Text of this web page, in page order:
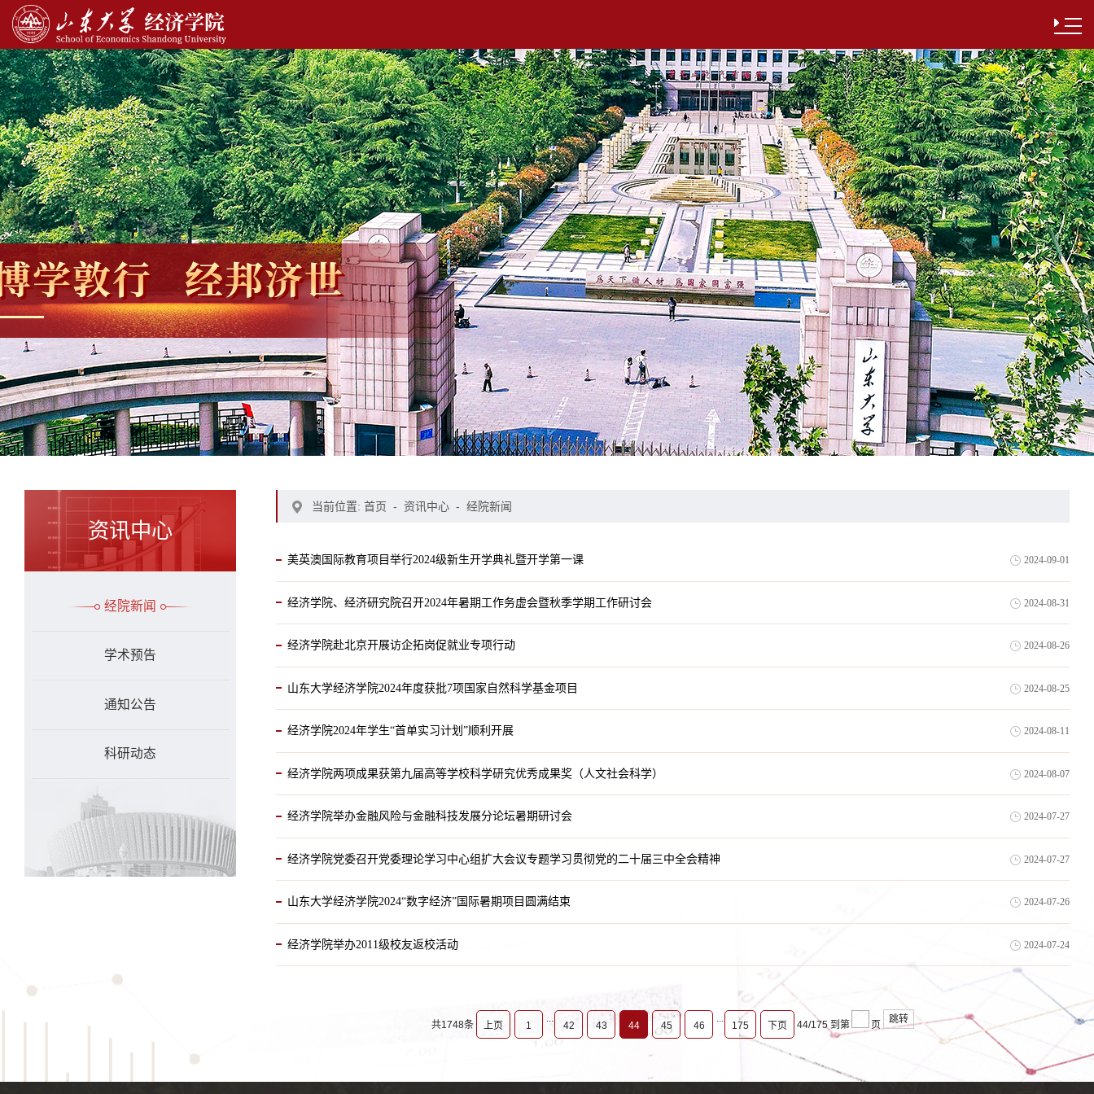
资讯中心
经院新闻
学术预告
通知公告
科研动态
当前位置: 首页 - 资讯中心 - 经院新闻
美英澳国际教育项目举行2024级新生开学典礼暨开学第一课 2024-09-01
经济学院、经济研究院召开2024年暑期工作务虚会暨秋季学期工作研讨会 2024-08-31
经济学院赴北京开展访企拓岗促就业专项行动 2024-08-26
山东大学经济学院2024年度获批7项国家自然科学基金项目 2024-08-25
经济学院2024年学生“首单实习计划”顺利开展 2024-08-11
经济学院两项成果获第九届高等学校科学研究优秀成果奖（人文社会科学） 2024-08-07
经济学院举办金融风险与金融科技发展分论坛暑期研讨会 2024-07-27
经济学院党委召开党委理论学习中心组扩大会议专题学习贯彻党的二十届三中全会精神 2024-07-27
山东大学经济学院2024“数字经济”国际暑期项目圆满结束 2024-07-26
经济学院举办2011级校友返校活动 2024-07-24
共1748条 上页 1 42 43 44 45 46 175 下页 44/175 到第 页
跳转